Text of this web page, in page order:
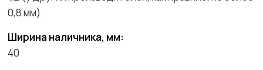
0,8 мм).
Ширина наличника, мм:
40